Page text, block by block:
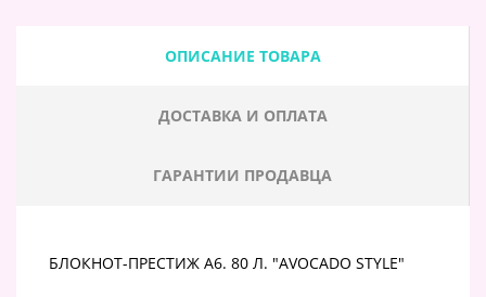
ОПИСАНИЕ ТОВАРА
ДОСТАВКА И ОПЛАТА
ГАРАНТИИ ПРОДАВЦА
БЛОКНОТ-ПРЕСТИЖ А6. 80 Л. "AVOCADO STYLE"